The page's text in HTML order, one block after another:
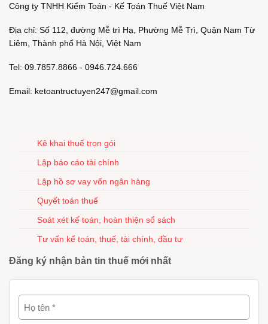
Công ty TNHH Kiểm Toán - Kế Toán Thuế Việt Nam
Địa chỉ: Số 112, đường Mễ trì Hạ, Phường Mễ Trì, Quận Nam Từ
Liêm, Thành phố Hà Nội, Việt Nam
Tel: 09.7857.8866 - 0946.724.666
Email: ketoantructuyen247@gmail.com
Kê khai thuế trọn gói
Lập báo cáo tài chính
Lập hồ sơ vay vốn ngân hàng
Quyết toán thuế
Soát xét kế toán, hoàn thiện sổ sách
Tư vấn kế toán, thuế, tài chính, đầu tư
Đăng ký nhận bản tin thuế mới nhất